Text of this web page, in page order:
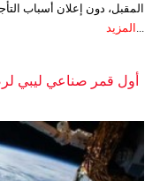
المقبل، دون إعلان أسباب
المزيد
أول قمر صناعي ليبي